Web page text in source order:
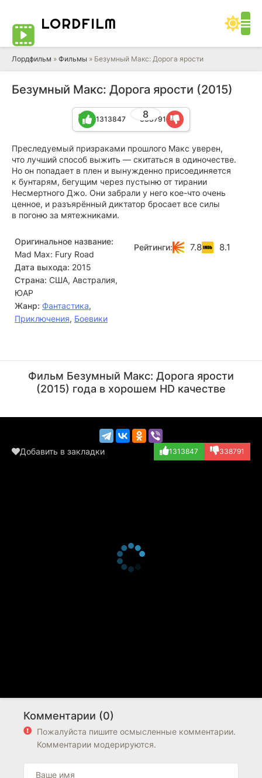
LORDFILM
Лордфильм » Фильмы » Безумный Макс: Дорога ярости
Безумный Макс: Дорога ярости (2015)
8
1313847 338791
Преследуемый призраками прошлого Макс уверен,
что лучший способ выжить — скитаться в одиночестве.
Но он попадает в плен и вынужденно присоединяется
к бунтарям, бегущим через пустыню от тирании
Несмертного Джо. Они забрали у него кое-что очень
ценное, и разъярённый диктатор бросает все силы
в погоню за мятежниками.
Оригинальное название:
Mad Max: Fury Road
Дата выхода: 2015
Страна: США, Австралия,
ЮАР
Жанр: Фантастика,
Приключения, Боевики
Рейтинги: 7.8 8.1
(The Wretched, о...)
(Imperator Furio...)
Фильм Безумный Макс: Дорога ярости
(2015) года в хорошем HD качестве
Добавить в закладки 1313847 338791
Комментарии (0)
Пожалуйста пишите осмысленные комментарии.
Комментарии модерируются.